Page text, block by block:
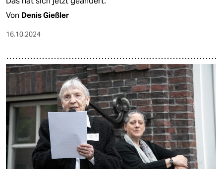
Von Denis Gießler
16.10.2024